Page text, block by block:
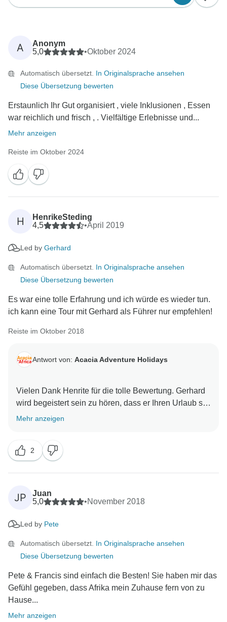
A
Anonym
5,0
•Oktober 2024
Automatisch übersetzt. In Originalsprache ansehen
Diese Übersetzung bewerten
Erstaunlich Ihr Gut organisiert , viele Inklusionen , Essen
war reichlich und frisch , . Vielfältige Erlebnisse und...
Mehr anzeigen
Reiste im Oktober 2024
H
HenrikeSteding
4,5
•April 2019
Led by Gerhard
Automatisch übersetzt. In Originalsprache ansehen
Diese Übersetzung bewerten
Es war eine tolle Erfahrung und ich würde es wieder tun.
ich kann eine Tour mit Gerhard als Führer nur empfehlen!
Reiste im Oktober 2018
Antwort von: Acacia Adventure Holidays
Vielen Dank Henrite für die tolle Bewertung. Gerhard
wird begeistert sein zu hören, dass er Ihren Urlaub so
unvergesslich gemacht hat und wir werden diesen
Mehr anzeigen
2
JP
Juan
5,0
•November 2018
Led by Pete
Automatisch übersetzt. In Originalsprache ansehen
Diese Übersetzung bewerten
Pete & Francis sind einfach die Besten! Sie haben mir das
Gefühl gegeben, dass Afrika mein Zuhause fern von zu
Hause...
Mehr anzeigen